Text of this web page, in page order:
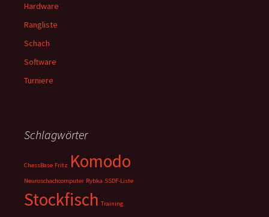
Hardware
Rangliste
Schach
Software
Turniere
Schlagwörter
ChessBase Fritz Komodo
Neuroschachcomputer Rybka SSDF-Liste
Stockfisch Training